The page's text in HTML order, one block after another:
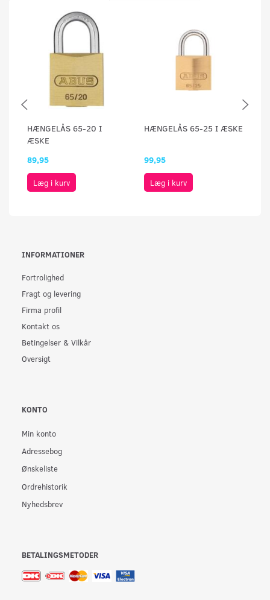
HÆNGELÅS 65-20 I
ÆSKE
89,95
Læg i kurv
HÆNGELÅS 65-25 I ÆSKE
99,95
Læg i kurv
INFORMATIONER
Fortrolighed
Fragt og levering
Firma profil
Kontakt os
Betingelser & Vilkår
Oversigt
KONTO
Min konto
Adressebog
Ønskeliste
Ordrehistorik
Nyhedsbrev
BETALINGSMETODER